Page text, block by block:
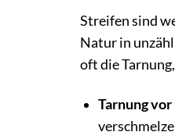
Streifen sind
Natur in
oft die
Tarnung